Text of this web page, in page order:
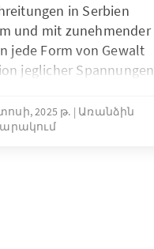
in Serbien
und mit zunehmender
jede Form von Gewalt
jeglicher Spannungen
auf. Das Recht auf
freie
2025 թ.
Առանձին